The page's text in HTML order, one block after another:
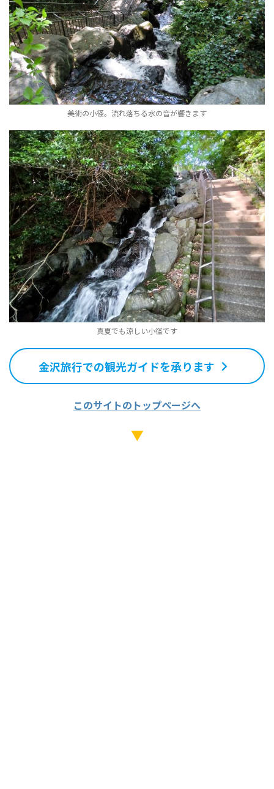
美術の小径。流れ落ちる水の音が響きます
真夏でも涼しい小径です
金沢旅行での観光ガイドを承ります
このサイトのトップページへ
▼